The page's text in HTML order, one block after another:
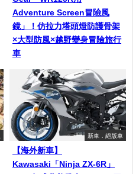
Adventure Screen冒險風
鏡」！仿拉力塔頭燈防護骨架
×大型防風×越野變身冒險旅行
車
新車．絕版車
【海外新車】
Kawasaki「Ninja ZX-6R」